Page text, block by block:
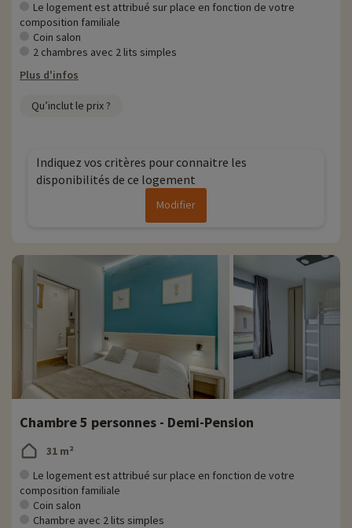
animations sont au programme pour une escapade réussie.
Chez Familytrip nous découvrons chaque année de nouvelles
activités famille à proximité de nos hébergements : zoo, aquarium...Si
nous avons déjà négocié des activités, elles sont réservables avec
vous pouvez les découvrir
• Animaux de compagnie non admis
Le logement est attribué sur place en fonction de votre
composition familiale
Coin salon
2 chambres avec 2 lits simples
Plus d'infos
Qu’inclut le prix ?
Indiquez vos critères pour connaitre les
disponibilités de ce logement
Modifier
Chambre 5 personnes - Demi-Pension
31 m²
Le logement est attribué sur place en fonction de votre
composition familiale
Coin salon
Chambre avec 2 lits simples